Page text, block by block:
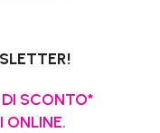
SCONTO*
ONLINE.